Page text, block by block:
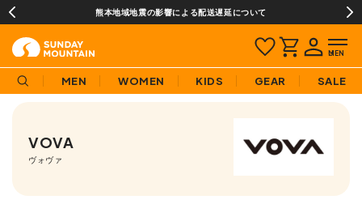
熊本地域地震の影響による配送遅延について
MEN WOMEN KIDS GEAR SALE
VOVA
ヴォヴァ